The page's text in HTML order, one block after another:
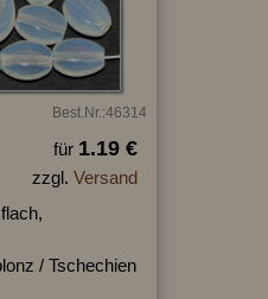
Best.Nr.:46314
für 1.19 €
zzgl. Versand
/ Tschechien